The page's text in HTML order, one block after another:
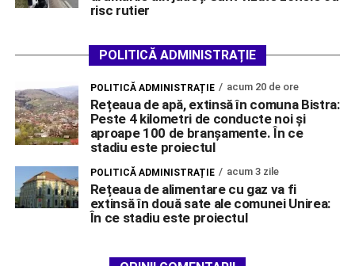
risc rutier
POLITICĂ ADMINISTRAȚIE
POLITICĂ ADMINISTRAȚIE acum 20 de ore
Rețeaua de apă, extinsă în comuna Bistra:
Peste 4 kilometri de conducte noi și
aproape 100 de branșamente. În ce
stadiu este proiectul
POLITICĂ ADMINISTRAȚIE acum 3 zile
Rețeaua de alimentare cu gaz va fi
extinsă în două sate ale comunei Unirea:
În ce stadiu este proiectul